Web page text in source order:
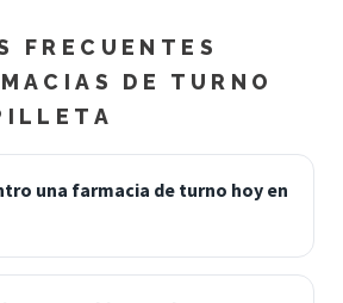
FRECUENTES
DE TURNO
una farmacia de turno hoy en